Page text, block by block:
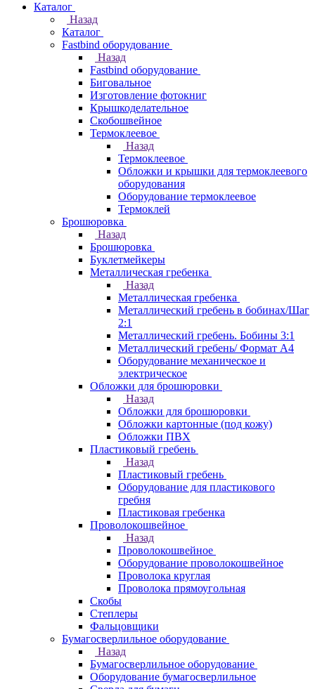
Каталог
Назад
Каталог
Fastbind оборудование
Назад
Fastbind оборудование
Биговальное
Изготовление фотокниг
Крышкоделательное
Скобошвейное
Термоклеевое
Назад
Термоклеевое
Обложки и крышки для термоклеевого
оборудования
Оборудование термоклеевое
Термоклей
Брошюровка
Назад
Брошюровка
Буклетмейкеры
Металлическая гребенка
Назад
Металлическая гребенка
Металлический гребень в бобинах/Шаг
2:1
Металлический гребень. Бобины 3:1
Металлический гребень/ Формат А4
Оборудование механическое и
электрическое
Обложки для брошюровки
Назад
Обложки для брошюровки
Обложки картонные (под кожу)
Обложки ПВХ
Пластиковый гребень
Назад
Пластиковый гребень
Оборудование для пластикового
гребня
Пластиковая гребенка
Проволокошвейное
Назад
Проволокошвейное
Оборудование проволокошвейное
Проволока круглая
Проволока прямоугольная
Скобы
Степлеры
Фальцовщики
Бумагосверлильное оборудование
Назад
Бумагосверлильное оборудование
Оборудование бумагосверлильное